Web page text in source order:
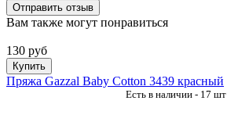
Вам также могут понравиться
130 руб
Купить
Пряжа Gazzal Baby Cotton 3439 красный
Есть в наличии - 17 шт